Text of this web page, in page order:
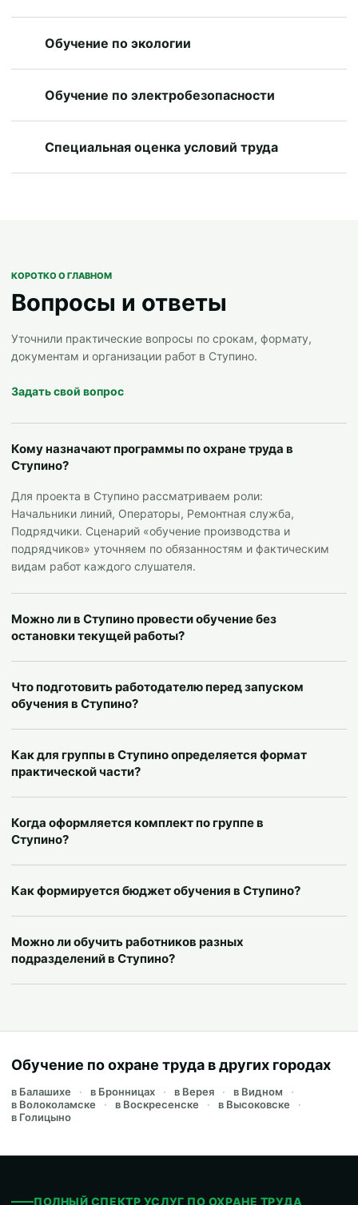
Обучение по экологии
Обучение по электробезопасности
Специальная оценка условий труда
КОРОТКО О ГЛАВНОМ
Вопросы и ответы
Уточнили практические вопросы по срокам, формату,
документам и организации работ в Ступино.
Задать свой вопрос
Кому назначают программы по охране труда в
Ступино?
Для проекта в Ступино рассматриваем роли:
Начальники линий, Операторы, Ремонтная служба,
Подрядчики. Сценарий «обучение производства и
подрядчиков» уточняем по обязанностям и фактическим
видам работ каждого слушателя.
Можно ли в Ступино провести обучение без
остановки текущей работы?
Что подготовить работодателю перед запуском
обучения в Ступино?
Как для группы в Ступино определяется формат
практической части?
Когда оформляется комплект по группе в
Ступино?
Как формируется бюджет обучения в Ступино?
Можно ли обучить работников разных
подразделений в Ступино?
Обучение по охране труда в других городах
в Балашихе в Бронницах в Верея
в Видном
в Волоколамске
в Воскресенске
в Высоковске
в Голицыно
ПОЛНЫЙ СПЕКТР УСЛУГ ПО ОХРАНЕ ТРУДА